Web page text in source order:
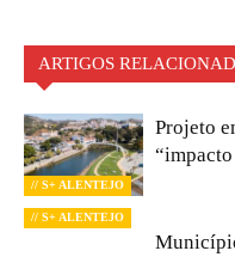
ARTIGOS
// S+ ALENTEJO
Projeto
// S+ ALENTEJO